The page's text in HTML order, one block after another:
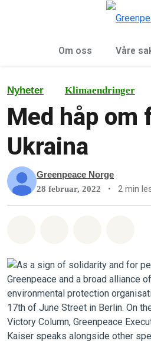
Om oss Våre
Nyheter Klimaendringer
Med håp om
Ukraina
Greenpeace Norge
28 februar, 2022 • 2 min